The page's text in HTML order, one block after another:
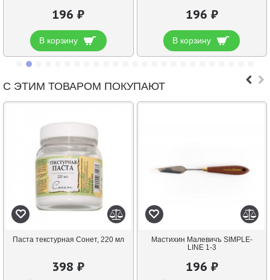
196 ₽
В корзину
196 ₽
В корзину
С ЭТИМ ТОВАРОМ ПОКУПАЮТ
Паста текстурная Сонет, 220 мл
398 ₽
Мастихин Малевичъ SIMPLE-
LINE 1-3
196 ₽